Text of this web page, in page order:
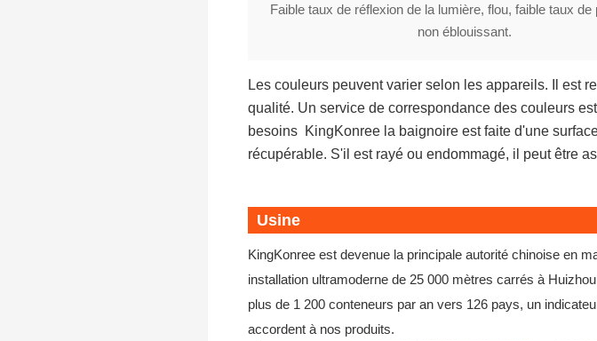
Faible taux de réflexion de la lumière, flou, faible taux de
non éblouissant.
Les couleurs peuvent varier selon les appareils. Il est
qualité. Un service de correspondance des couleurs
besoins KingKonree la baignoire est faite d'une
récupérable. S'il est rayé ou endommagé, il peut être
Usine
KingKonree est devenue la principale autorité chinoise en
installation ultramoderne de 25 000 mètres carrés à
plus de 1 200 conteneurs par an vers 126 pays, un
accordent à nos produits.